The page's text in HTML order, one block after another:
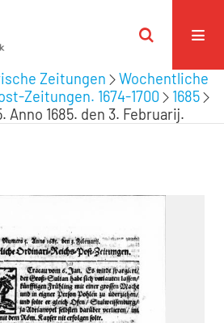
Zeitungen
Wochentliche
Zeitungen. 1674-1700
1685
Anno 1685. den 3. Februarij.